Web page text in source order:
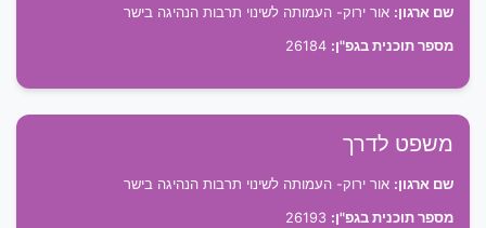
שם ארגון: אור ירוק- העמותה לשינוי תרבות הנהיגה בישר
מספר תוכנית בגפ"ן:
משפט לדרך
שם ארגון: אור ירוק- העמותה לשינוי תרבות הנהיגה בישר
מספר תוכנית בגפ"ן: